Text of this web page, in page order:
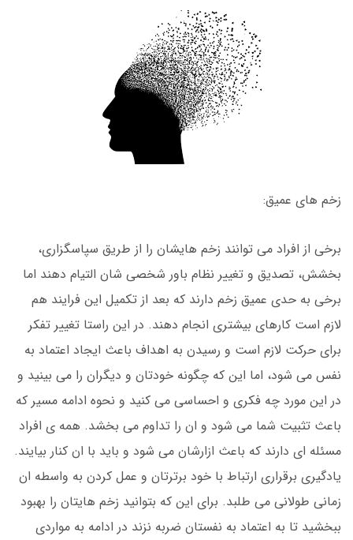
زخم های عمیق:
برخی از افراد می توانند زخم هایشان را از طریق سپاسگزاری،
بخشش، تصدیق و تغییر نظام باور شخصی شان التیام دهند اما
برخی به حدی عمیق زخم دارند که بعد از تکمیل این فرایند هم
لازم است کارهای بیشتری انجام دهند. در این راستا تغییر تفکر
برای حرکت لازم است و رسیدن به اهداف باعث ایجاد اعتماد به
نفس می شود، اما این که چگونه خودتان و دیگران را می بینید و
در این مورد چه فکری و احساسی می کنید و نحوه ادامه مسیر که
باعث تثبیت شما می شود و ان را تداوم می بخشد. همه ی افراد
مسئله ای دارند که باعث ازارشان می شود و باید با ان کنار بیایند.
یادگیری برقراری ارتباط با خود برترتان و عمل کردن به واسطه ان
زمانی طولانی می طلبد. برای این که بتوانید زخم هایتان را بهبود
ببخشید تا به اعتماد به نفستان ضربه نزند در ادامه به مواردی